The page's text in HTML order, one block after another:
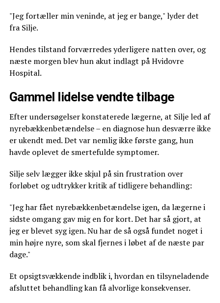
"Jeg fortæller min veninde, at jeg er bange," lyder det
fra Silje.
Hendes tilstand forværredes yderligere natten over, og
næste morgen blev hun akut indlagt på Hvidovre
Hospital.
Gammel lidelse vendte tilbage
Efter undersøgelser konstaterede lægerne, at Silje led af
nyrebækkenbetændelse – en diagnose hun desværre ikke
er ukendt med. Det var nemlig ikke første gang, hun
havde oplevet de smertefulde symptomer.
Silje selv lægger ikke skjul på sin frustration over
forløbet og udtrykker kritik af tidligere behandling:
"Jeg har fået nyrebækkenbetændelse igen, da lægerne i
sidste omgang gav mig en for kort. Det har så gjort, at
jeg er blevet syg igen. Nu har de så også fundet noget i
min højre nyre, som skal fjernes i løbet af de næste par
dage."
Et opsigtsvækkende indblik i, hvordan en tilsyneladende
afsluttet behandling kan få alvorlige konsekvenser.